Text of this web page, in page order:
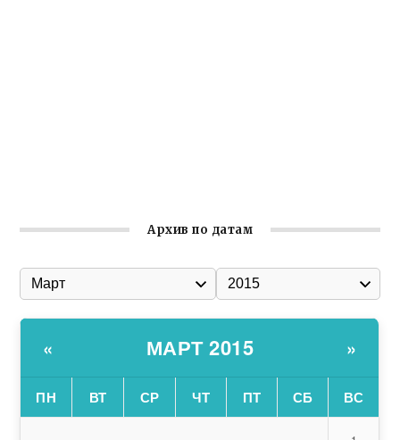
Архив по датам
« МАРТ 2015 »
ПН ВТ СР ЧТ ПТ СБ ВС